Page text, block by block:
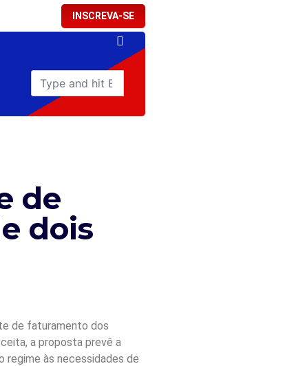
INSCREVA-SE
de
dois
de faturamento dos
a proposta prevê a
regime às necessidades de